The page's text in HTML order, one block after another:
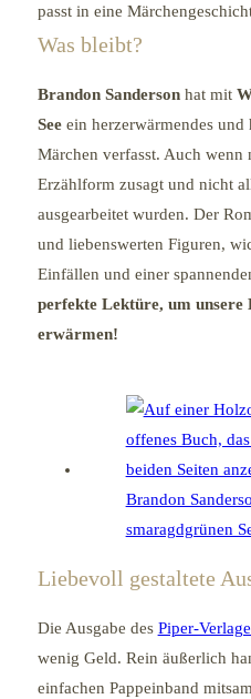
passt in eine
Was bleibt?
Brandon Sandersonhat mit
See ein herzerwärmendes
Märchen verfasst. Auch wenn
Erzählform zusagt und nicht
ausgearbeitet wurden. Der
und liebenswerten Figuren,
Einfällen und einer
perfekte Lektüre, um unsere
erwärmen!
Brandon
smaragdgrünen
Liebevoll gestaltete
Die Ausgabe des Piper-
wenig Geld. Rein äußerlich
einfachen Pappeinband